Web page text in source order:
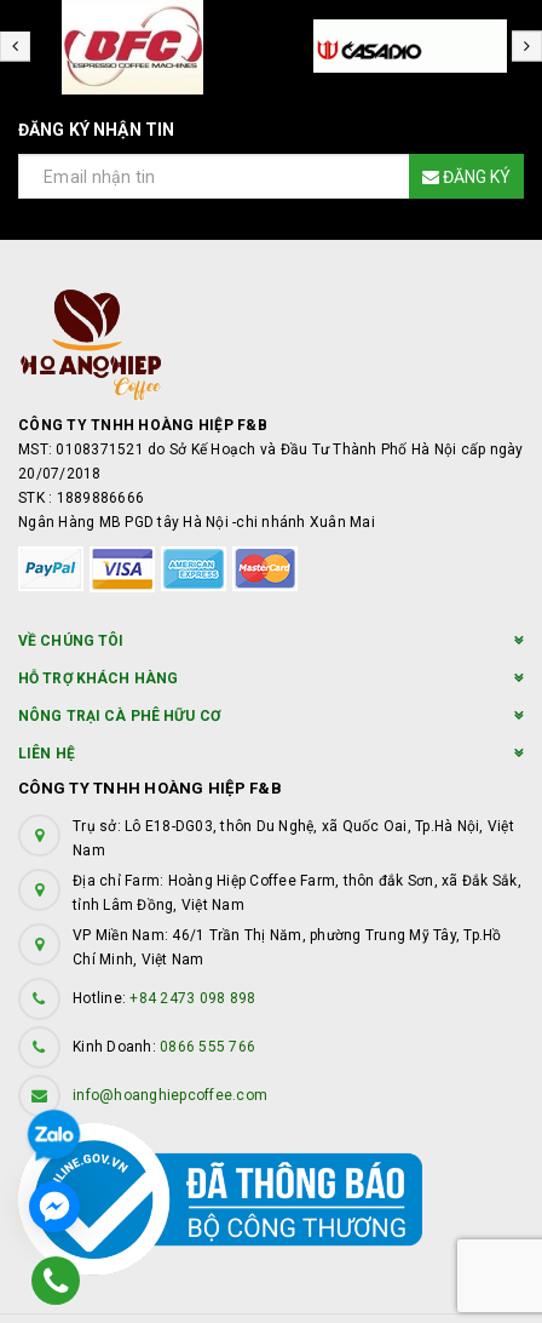
ĐĂNG KÝ NHẬN TIN
ĐĂNG KÝ
CÔNG TY TNHH HOÀNG HIỆP F&B
MST: 0108371521 do Sở Kế Hoạch và Đầu Tư Thành Phố Hà Nội cấp ngày
20/07/2018
STK : 1889886666
Ngân Hàng MB PGD tây Hà Nội -chi nhánh Xuân Mai
VỀ CHÚNG TÔI
HỖ TRỢ KHÁCH HÀNG
NÔNG TRẠI CÀ PHÊ HỮU CƠ
LIÊN HỆ
CÔNG TY TNHH HOÀNG HIỆP F&B
Trụ sở: Lô E18-DG03, thôn Du Nghệ, xã Quốc Oai, Tp.Hà Nội, Việt
Nam
Địa chỉ Farm: Hoàng Hiệp Coffee Farm, thôn đắk Sơn, xã Đắk Sắk,
tỉnh Lâm Đồng, Việt Nam
VP Miền Nam: 46/1 Trần Thị Năm, phường Trung Mỹ Tây, Tp.Hồ
Chí Minh, Việt Nam
Hotline:+84 2473 098 898
Kinh Doanh: 0866 555 766
info@hoanghiepcoffee.com